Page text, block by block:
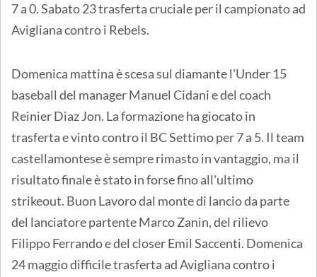
7 a 0. Sabato 23 trasferta cruciale per il campionato ad
Avigliana contro i Rebels.
Domenica mattina è scesa sul diamante l'Under 15
baseball del manager Manuel Cidani e del coach
Reinier Diaz Jon. La formazione ha giocato in
trasferta e vinto contro il BC Settimo per 7 a 5. Il team
castellamontese è sempre rimasto in vantaggio, ma il
risultato finale è stato in forse fino all'ultimo
strikeout. Buon Lavoro dal monte di lancio da parte
del lanciatore partente Marco Zanin, del rilievo
Filippo Ferrando e del closer Emil Saccenti. Domenica
24 maggio difficile trasferta ad Avigliana contro i